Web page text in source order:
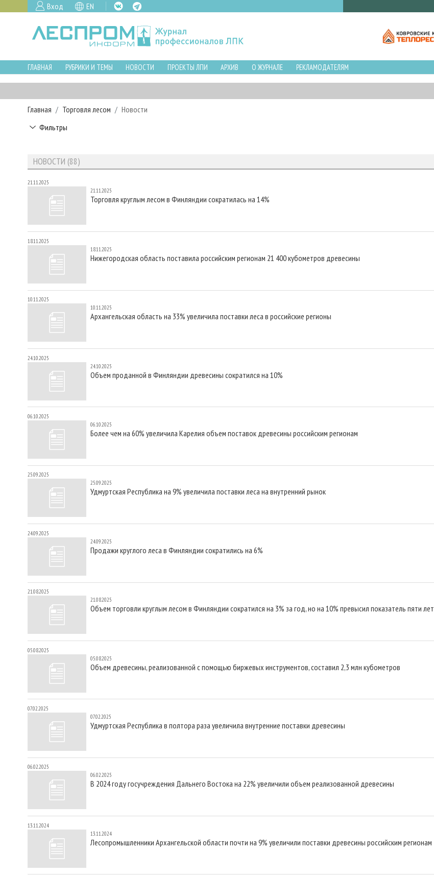
Вход EN
ГЛАВНАЯ РУБРИКИ И ТЕМЫ НОВОСТИ ПРОЕКТЫ ЛПИ АРХИВ О ЖУРНАЛЕ РЕКЛАМОДАТЕЛЯМ
Главная Торговля лесом
Новости
Фильтры
НОВОСТИ (88)
21.11.2025
21.11.2025
Торговля круглым лесом в Финляндии сократилась на 14%
18.11.2025
18.11.2025
Нижегородская область поставила российским регионам 21 400 кубометров древесины
10.11.2025
10.11.2025
Архангельская область на 33% увеличила поставки леса в российские регионы
24.10.2025
24.10.2025
Объем проданной в Финляндии древесины сократился на 10%
06.10.2025
06.10.2025
Более чем на 60% увеличила Карелия объем поставок древесины российским регионам
25.09.2025
25.09.2025
Удмуртская Республика на 9% увеличила поставки леса на внутренний рынок
24.09.2025
24.09.2025
Продажи круглого леса в Финляндии сократились на 6%
21.08.2025
21.08.2025
Объем торговли круглым лесом в Финляндии сократился на 3% за год, но на 10% превысил показатель пяти лет
05.08.2025
05.08.2025
Объем древесины, реализованной с помощью биржевых инструментов, составил 2,3 млн кубометров
07.02.2025
07.02.2025
Удмуртская Республика в полтора раза увеличила внутренние поставки древесины
06.02.2025
06.02.2025
В 2024 году госучреждения Дальнего Востока на 22% увеличили объем реализованной древесины
13.11.2024
13.11.2024
Лесопромышленники Архангельской области почти на 9% увеличили поставки древесины российским регионам